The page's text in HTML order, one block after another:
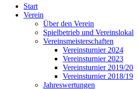
Start
Verein
Über den Verein
Spielbetrieb und Vereinslokal
Vereinsmeisterschaften
Vereinsturnier 2024
Vereinsturnier 2023
Vereinsturnier 2019/20
Vereinsturnier 2018/19
Jahreswertungen